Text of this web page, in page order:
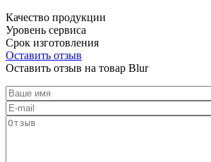
Качество продукции
Уровень сервиса
Срок изготовления
Оставить отзыв
Оставить отзыв на товар Blur